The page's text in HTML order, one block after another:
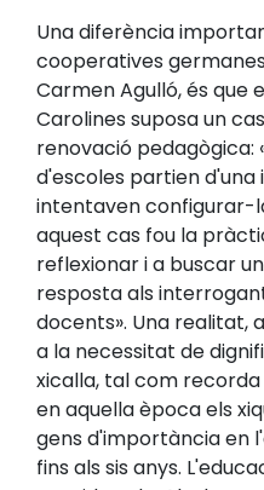
Una diferència
cooperatives
Carmen Agulló, és que
Carolines suposa un
renovació pedagògica:
d'escoles partien d'una
intentaven configurar-
aquest cas fou la
reflexionar i a buscar
resposta als
docents». Una realitat,
a la necessitat de
xicalla, tal com recorda
en aquella època els
gens d'importància en
fins als sis anys.